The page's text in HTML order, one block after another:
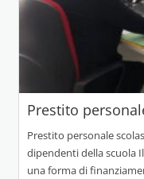
Prestito
Prestito personale
dipendenti della scuola
una forma di